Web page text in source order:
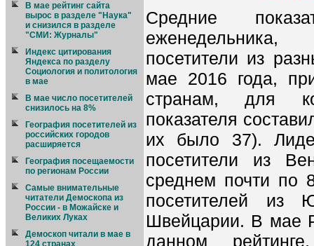
В мае рейтинг сайта
вырос в разделе "Наука"
и снизился в разделе
"СМИ: Журналы"
Индекс цитирования
Яндекса по разделу
Социология и политология
в мае
В мае число посетителей
снизилось на 8%
География посетителей из
российских городов
расширяется
География посещаемости
по регионам России
Cамые внимательные
читатели Демоскопа из
России - в Можайске и
Великих Луках
Демоскоп читали в мае в
124 странах
Средние
посетители из
мае 2016 года,
странам, для
показателя
их было 37).
посетители из
среднем почти по
посетителей
Швейцарии. В мае
данном